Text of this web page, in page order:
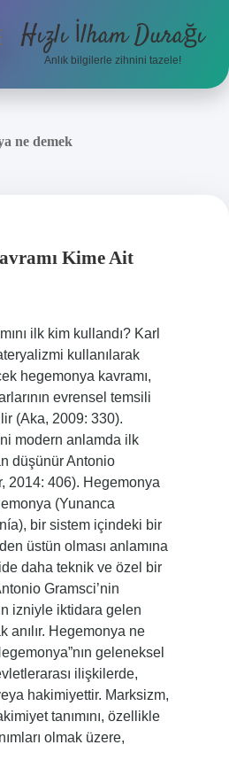
Hızlı İlham Durağı
Anlık bilgilerle zihnini tazele!
ne demek
Kime Ait
ilk kim kullandı? Karl
kullanılarak
hegemonya kavramı,
evrensel temsili
(Aka, 2009: 330).
modern anlamda ilk
düşünür Antonio
2014: 406). Hegemonya
(Yunanca
bir sistem içindeki bir
üstün olması anlamına
daha teknik ve özel bir
Gramsci’nin
izniyle iktidara gelen
anılır. Hegemonya ne
geleneksel
ilişkilerde,
hakimiyettir. Marksizm,
tanımını, özellikle
olmak üzere,